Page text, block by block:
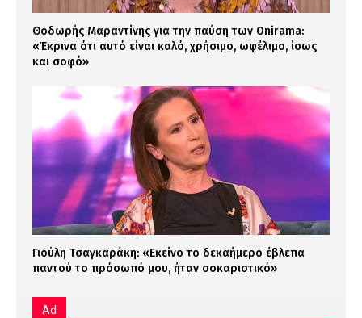
Θοδωρής Μαραντίνης για την παύση των Onirama:
«Έκρινα ότι αυτό είναι καλό, χρήσιμο, ωφέλιμο, ίσως
και σοφό»
Γιούλη Τσαγκαράκη: «Εκείνο το δεκαήμερο έβλεπα
παντού το πρόσωπό μου, ήταν σοκαριστικό»
Ad